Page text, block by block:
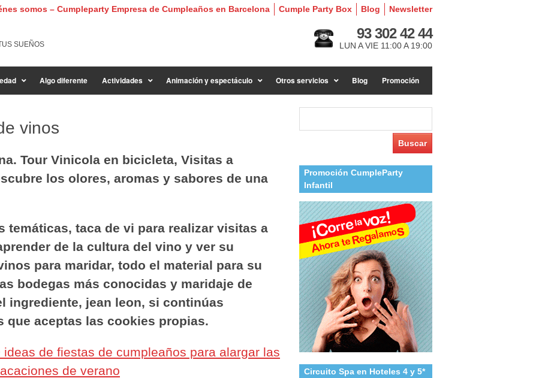
Newsletter
Blog
Cumple Party Box
somos – Cumpleparty Empresa de Cumpleaños en Barcelona
SUEÑOS
93 302 42 44
LUN A VIE 11:00 A 19:00
Algo diferente Actividades Animación y espectáculo Otros servicios Blog Promoción
vinos
Tour Vinicola en bicicleta, Visitas a
los olores, aromas y sabores de una
temáticas, taca de vi para realizar visitas a
de la cultura del vino y ver su
para maridar, todo el material para su
bodegas más conocidas y maridaje de
ingrediente, jean leon, si continúas
que aceptas las cookies propias.
ideas de fiestas de cumpleaños para alargar las
de verano
Promoción CumpleParty
Infantil
Circuito Spa en Hoteles 4 y 5*